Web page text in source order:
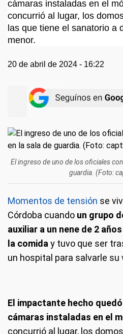
cámaras instaladas en el
concurrió al lugar, los
las que tiene el sanatorio a
menor.
20 de abril de 2024 - 16:22
El ingreso de uno de los oficiales
guardia. (Foto:
Momentos de tensión se
Córdoba cuando un grupo
auxiliar a un nene de 2
la comida y tuvo que ser
un hospital para salvarle su
El impactante hecho
cámaras instaladas en el
concurrió al lugar, los